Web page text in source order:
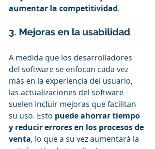
aumentar la competitividad.
3. Mejoras en la usabilidad
A medida que los desarrolladores
del software se enfocan cada vez
más en la experiencia del usuario,
las actualizaciones del software
suelen incluir mejoras que facilitan
su uso. Esto puede ahorrar tiempo
y reducir errores en los procesos de
venta, lo que a su vez aumentará la